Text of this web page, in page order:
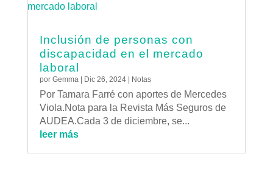
Inclusión de personas con
discapacidad en el mercado
laboral
por Gemma| Dic 26, 2024| Notas
Por Tamara Farré con aportes de Mercedes
Viola.Nota para la Revista Más Seguros de
AUDEA.Cada 3 de diciembre, se...
leer más